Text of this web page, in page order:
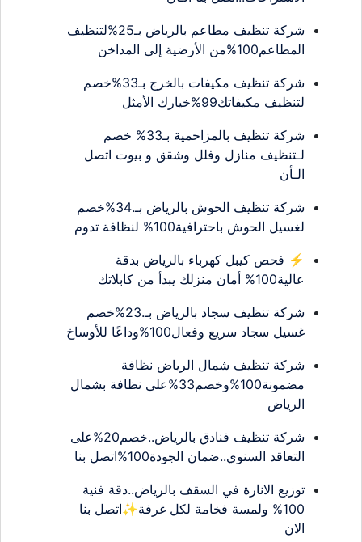
شركة تنظيف مطاعم بالرياض بـ25%لتنظيف
المطاعم100%من الأرضية إلى المداخن
شركة تنظيف مكيفات بالخرج بـ33%خصم
لتنظيف مكيفاتك99%خيارك الأمثل
شركة تنظيف بالمزاحمية بـ33% خصم
لـتنظيف منازل وفلل وشقق و بيوت اتصل
الـأن
شركة تنظيف الحوش بالرياض بـ.34%خصم
لغسيل الحوش باحترافية100% لنظافة تدوم
⚡ فحص كيبل كهرباء بالرياض بدقة
عالية100% أمان منزلك يبدأ من كابلاتك
شركة تنظيف سجاد بالرياض بـ.23%خصم
غسيل سجاد سريع وفعال100%وداعًا للأوساخ
شركة تنظيف شمال الرياض نظافة
مضمونة100%وخصم33%على نظافة بشمال
الرياض
شركة تنظيف فنادق بالرياض..خصم20%على
التعاقد السنوي..ضمان الجودة100%اتصل بنا
توزيع الانارة في السقف بالرياض..دقة فنية
100% ولمسة فخامة لكل غرفة✨اتصل بنا
الان